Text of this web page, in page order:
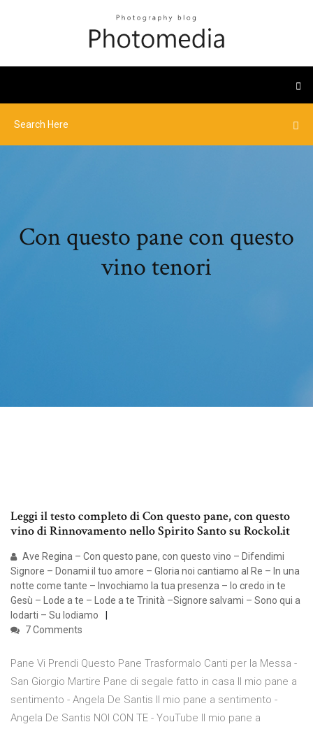
Con questo pane con questo
vino tenori
Leggi il testo completo di Con questo pane, con questo
vino di Rinnovamento nello Spirito Santo su Rockol.it
Ave Regina – Con questo pane, con questo vino – Difendimi
Signore – Donami il tuo amore – Gloria noi cantiamo al Re – In una
notte come tante – Invochiamo la tua presenza – Io credo in te
Gesù – Lode a te – Lode a te Trinità –Signore salvami – Sono qui a
lodarti – Su lodiamo
7 Comments
Pane Vi Prendi Questo Pane Trasformalo Canti per la Messa -
San Giorgio Martire Pane di segale fatto in casa Il mio pane a
sentimento - Angela De Santis Il mio pane a sentimento -
Angela De Santis NOI CON TE - YouTube Il mio pane a